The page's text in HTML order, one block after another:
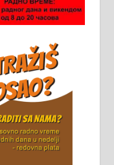
за рад на
у
на
Максима
дана од